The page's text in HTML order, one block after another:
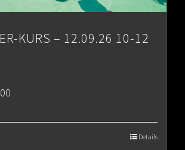
KURS – 12.09.26 10-12
Details